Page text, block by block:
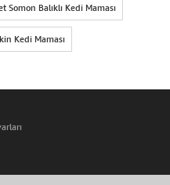
Somon Balıklı Kedi Maması
Kedi Maması